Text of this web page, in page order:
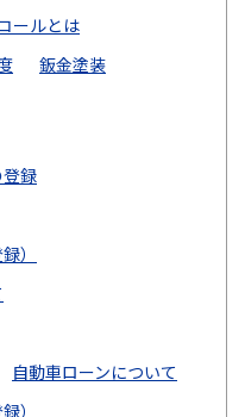
ールとは
鈑金塗装
録
）
自動車ローンについて
）